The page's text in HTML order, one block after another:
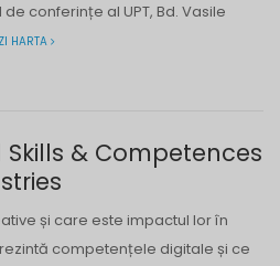
conferințe al UPT, Bd. Vasile
HARTA
& Competences
și care este impactul lor în
competențele digitale și ce